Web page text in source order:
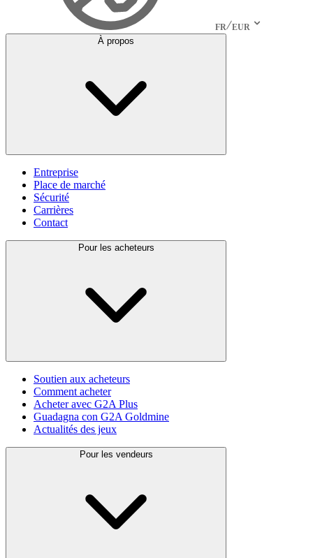
FR EUR
À propos
Entreprise
Place de marché
Sécurité
Carrières
Contact
Pour les acheteurs
Soutien aux acheteurs
Comment acheter
Acheter avec G2A Plus
Guadagna con G2A Goldmine
Actualités des jeux
Pour les vendeurs